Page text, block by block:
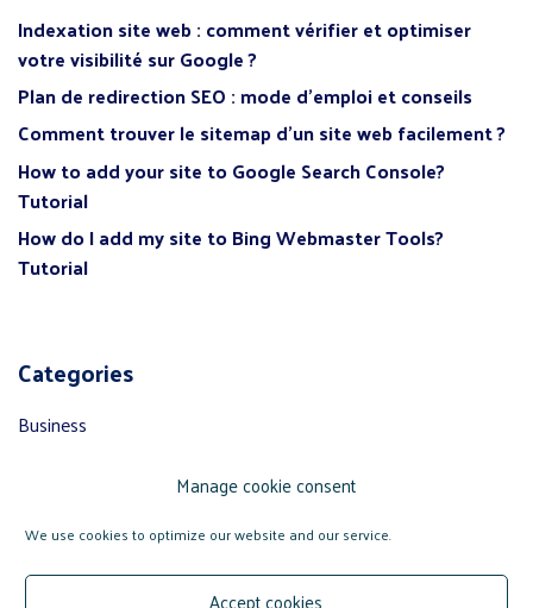
Manage cookie consent
We use cookies to optimize our website and our service.
Accept cookies
Indexation site web : comment vérifier et optimiser
votre visibilité sur Google ?
Plan de redirection SEO : mode d’emploi et conseils
Comment trouver le sitemap d’un site web facilement ?
How to add your site to Google Search Console?
Tutorial
How do I add my site to Bing Webmaster Tools?
Tutorial
Categories
Business
Social networks
Web marketing